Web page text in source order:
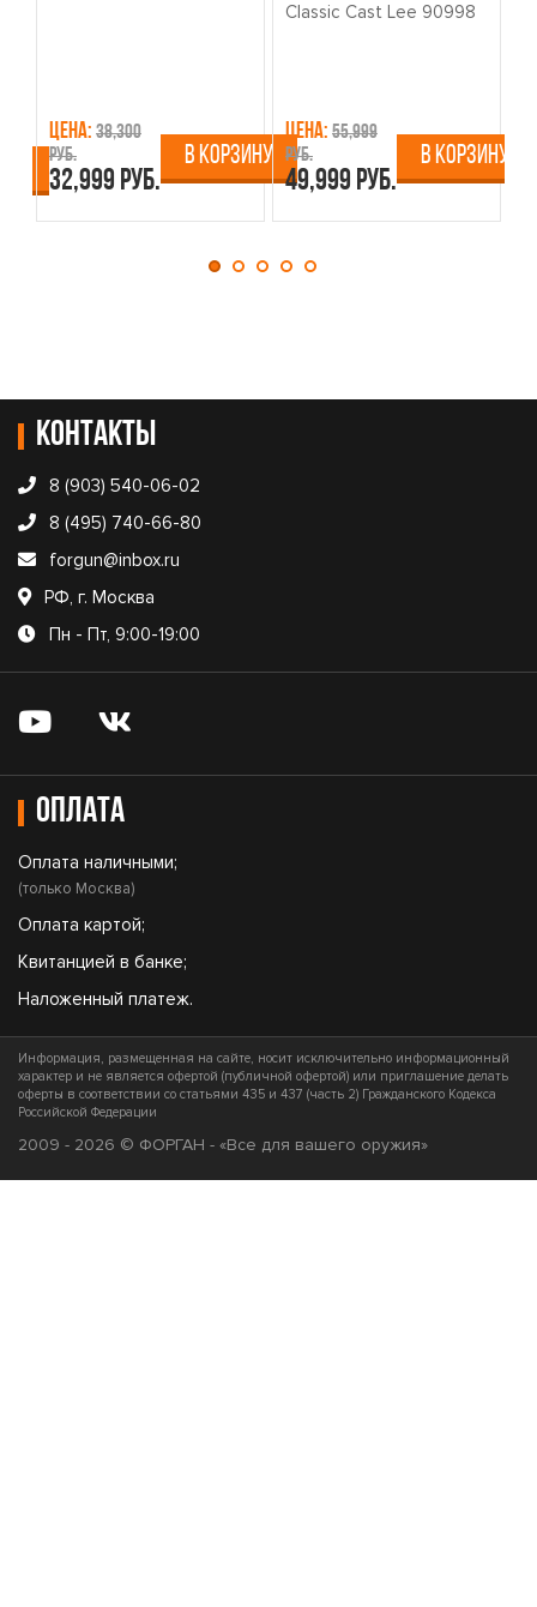
Цена: 38,300
руб.
32,999 руб.
В КОРЗИНУ
Classic Cast Lee 90998
Цена: 55,999
руб.
49,999 руб.
В КОРЗИНУ
Контакты
8 (903) 540-06-02
8 (495) 740-66-80
forgun@inbox.ru
РФ, г. Москва
Пн - Пт, 9:00-19:00
Оплата
Оплата наличными;
(только Москва)
Оплата картой;
Квитанцией в банке;
Наложенный платеж.
Информация, размещенная на сайте, носит исключительно информационный
характер и не является офертой (публичной офертой) или приглашение делать
оферты в соответствии со статьями 435 и 437 (часть 2) Гражданского Кодекса
Российской Федерации
2009 - 2026 © ФОРГАН - «Все для вашего оружия»